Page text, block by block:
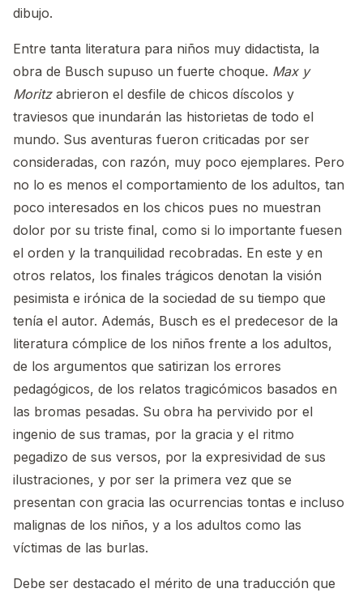
dibujo.
Entre tanta literatura para niños muy didactista, la
obra de Busch supuso un fuerte choque. Max y
Moritz abrieron el desfile de chicos díscolos y
traviesos que inundarán las historietas de todo el
mundo. Sus aventuras fueron criticadas por ser
consideradas, con razón, muy poco ejemplares. Pero
no lo es menos el comportamiento de los adultos, tan
poco interesados en los chicos pues no muestran
dolor por su triste final, como si lo importante fuesen
el orden y la tranquilidad recobradas. En este y en
otros relatos, los finales trágicos denotan la visión
pesimista e irónica de la sociedad de su tiempo que
tenía el autor. Además, Busch es el predecesor de la
literatura cómplice de los niños frente a los adultos,
de los argumentos que satirizan los errores
pedagógicos, de los relatos tragicómicos basados en
las bromas pesadas. Su obra ha pervivido por el
ingenio de sus tramas, por la gracia y el ritmo
pegadizo de sus versos, por la expresividad de sus
ilustraciones, y por ser la primera vez que se
presentan con gracia las ocurrencias tontas e incluso
malignas de los niños, y a los adultos como las
víctimas de las burlas.
Debe ser destacado el mérito de una traducción que